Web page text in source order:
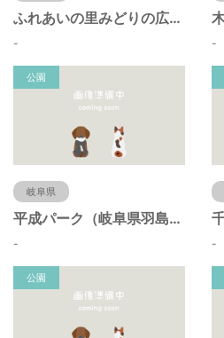
ふれあいの里みどりの広場（岐阜県羽島市）
- -
公園
岐阜県
平成パーク（岐阜県羽島市）
- -
公園